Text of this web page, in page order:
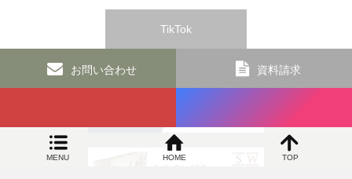
TikTok
お問い合わせ 資料請求
MENU HOME TOP